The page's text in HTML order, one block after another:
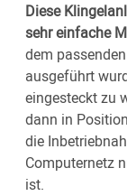
Diese
sehr einfache
dem
ausgeführt
eingesteckt zu
dann in
die
Computernetz
ist.